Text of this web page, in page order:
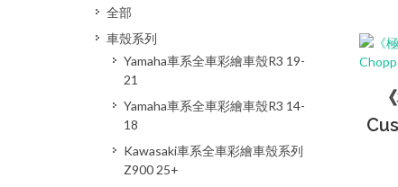
全部
車殼系列
Yamaha車系全車彩繪車殼R3 19-
21
Yamaha車系全車彩繪車殼R3 14-
18
Kawasaki車系全車彩繪車殼系列
Z900 25+